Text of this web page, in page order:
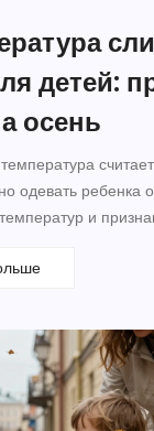
детей:
осень
одевать ребенка
и